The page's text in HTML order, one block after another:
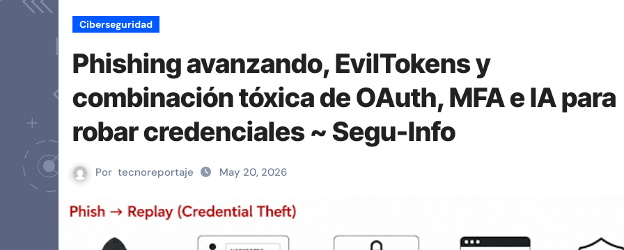
Ciberseguridad
Phishing avanzando, EvilTokens y
combinación tóxica de OAuth, MFA e IA para
robar credenciales ~ Segu-Info
Por tecnoreportaje May 20, 2026